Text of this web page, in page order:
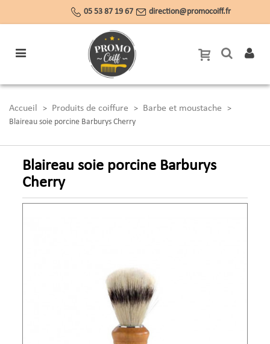
05 53 87 19 67 direction@promocoiff.fr
Accueil > Produits de coiffure > Barbe et moustache
>
Blaireau soie porcine Barburys Cherry
Blaireau soie porcine Barburys
Cherry